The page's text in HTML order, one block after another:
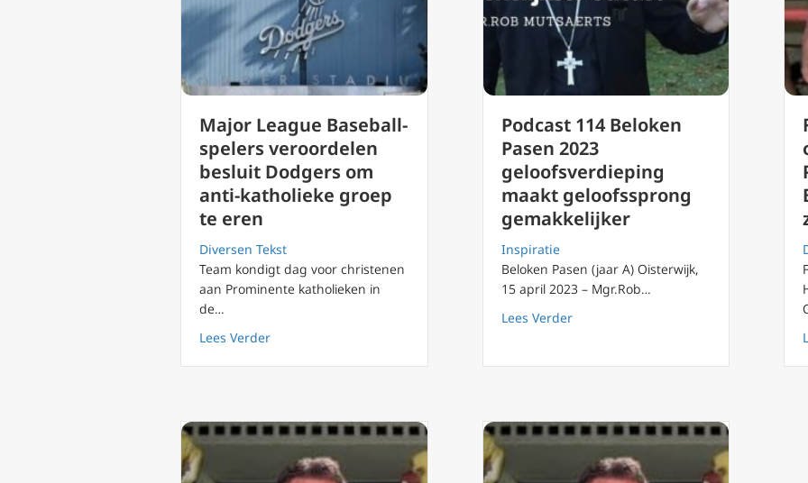
Major League Baseball-
spelers veroordelen
besluit Dodgers om
anti-katholieke groep
te eren
Diversen Tekst
Team kondigt dag voor christenen
aan Prominente katholieken in
de…
Lees Verderabout Major League Baseball-spelers veroordelen besluit Dodgers om anti-katholieke
Podcast 114 Beloken
Pasen 2023
geloofsverdieping
maakt geloofssprong
gemakkelijker
Inspiratie
Beloken Pasen (jaar A) Oisterwijk,
15 april 2023 – Mgr.Rob…
Lees Verderabout Podcast 114 Beloken Pasen